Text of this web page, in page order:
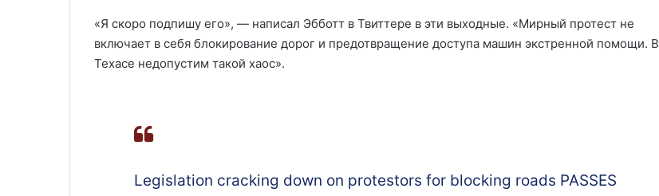
«Я скоро подпишу его», — написал Эбботт в Твиттере в эти выходные. «Мирный протест не
включает в себя блокирование дорог и предотвращение доступа машин экстренной помощи. В
Техасе недопустим такой хаос».
Legislation cracking down on protestors for blocking roads PASSES